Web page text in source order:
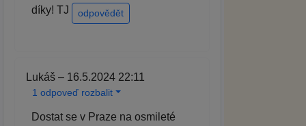
díky! TJ
odpovědět
Lukáš – 16.5.2024 22:11
1 odpoveď rozbalit
Dostat se v Praze na osmileté